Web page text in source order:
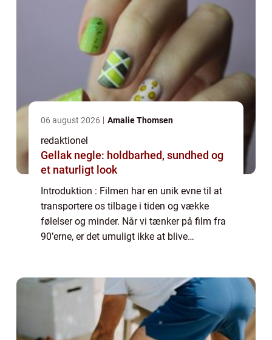
06 august 2026 Amalie Thomsen
redaktionel
Gellak negle: holdbarhed, sundhed og
et naturligt look
Introduktion : Filmen har en unik evne til at
transportere os tilbage i tiden og vække
følelser og minder. Når vi tænker på film fra
90’erne, er det umuligt ikke at blive